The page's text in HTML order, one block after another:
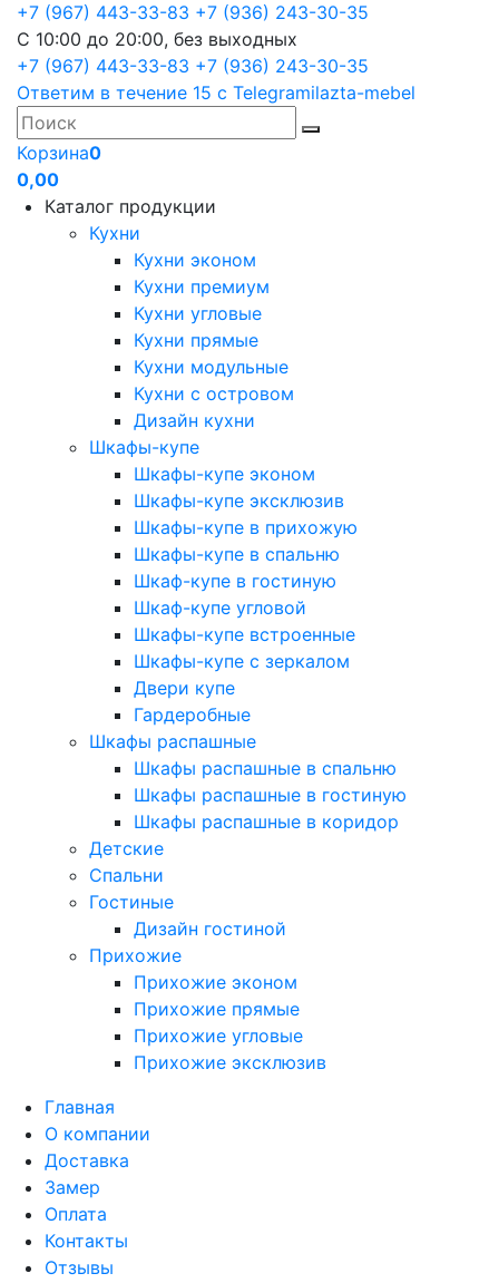
+7 (967) 443-33-83 +7 (936) 243-30-35
С 10:00 до 20:00, без выходных
+7 (967) 443-33-83 +7 (936) 243-30-35
Ответим в течение 15 с Telegramilazta-mebel
Корзина0
0,00
Каталог продукции
Кухни
Кухни эконом
Кухни премиум
Кухни угловые
Кухни прямые
Кухни модульные
Кухни с островом
Дизайн кухни
Шкафы-купе
Шкафы-купе эконом
Шкафы-купе эксклюзив
Шкафы-купе в прихожую
Шкафы-купе в спальню
Шкаф-купе в гостиную
Шкаф-купе угловой
Шкафы-купе встроенные
Шкафы-купе с зеркалом
Двери купе
Гардеробные
Шкафы распашные
Шкафы распашные в спальню
Шкафы распашные в гостиную
Шкафы распашные в коридор
Детские
Спальни
Гостиные
Дизайн гостиной
Прихожие
Прихожие эконом
Прихожие прямые
Прихожие угловые
Прихожие эксклюзив
Главная
О компании
Доставка
Замер
Оплата
Контакты
Отзывы